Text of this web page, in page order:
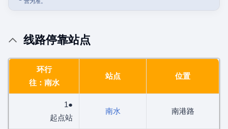
线路停靠站点
环行
往：南水
站点 位置
1●
起点站
南水 南港路